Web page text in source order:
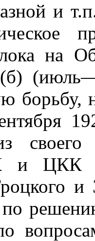
и
на
борьбу,
и ЦКК
и